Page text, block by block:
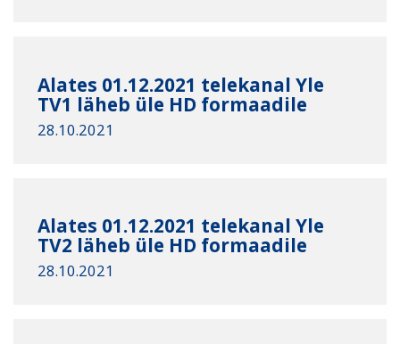
Alates 01.12.2021 telekanal Yle
TV1 läheb üle HD formaadile
28.10.2021
Alates 01.12.2021 telekanal Yle
TV2 läheb üle HD formaadile
28.10.2021